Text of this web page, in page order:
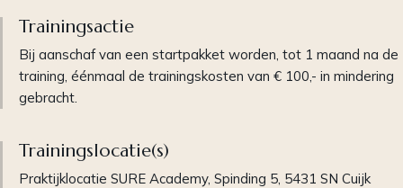
Trainingsactie
Bij aanschaf van een startpakket worden, tot 1 maand na de
training, éénmaal de trainingskosten van € 100,- in mindering
gebracht.
Trainingslocatie(s)
Praktijklocatie SURE Academy, Spinding 5, 5431 SN Cuijk